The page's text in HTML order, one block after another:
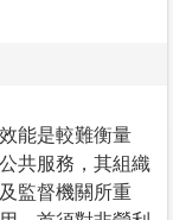
能是較難衡量
共服務，其組織
監督機關所重